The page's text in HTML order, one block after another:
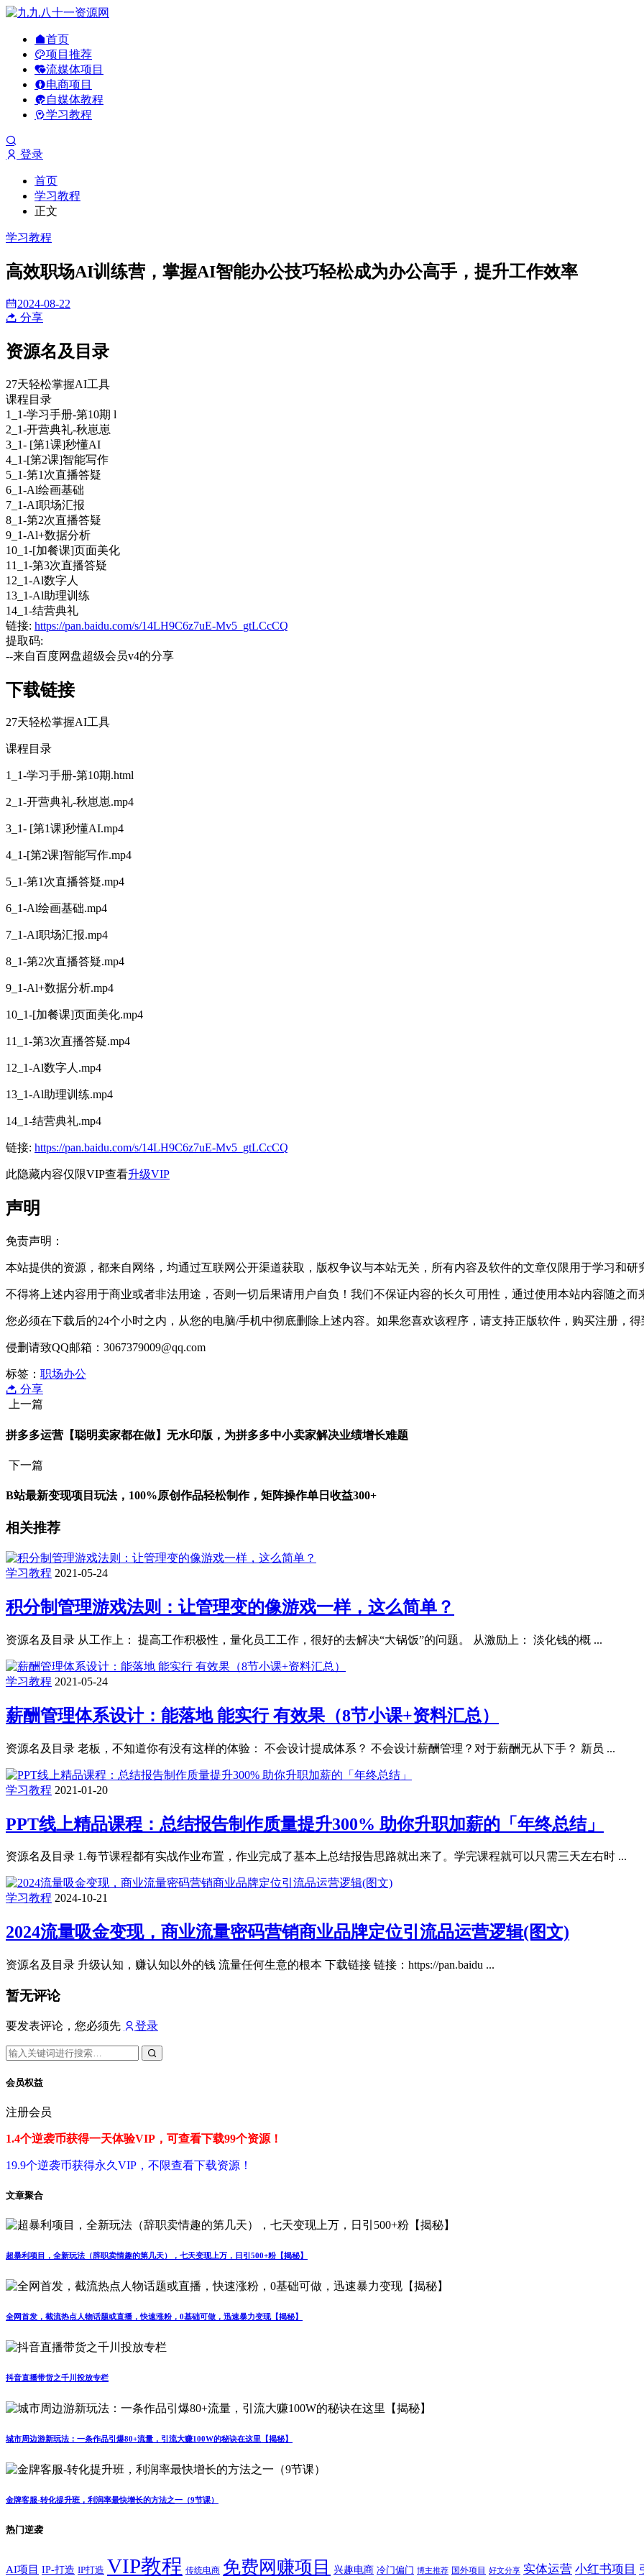
首页
项目推荐
流媒体项目
电商项目
自媒体教程
学习教程
登录
首页
学习教程
正文
学习教程
高效职场AI训练营，掌握AI智能办公技巧轻松成为办公高手，提升工作效率
2024-08-22
分享
资源名及目录
27天轻松掌握AI工具
课程目录
1_1-学习手册-第10期 l
2_1-开营典礼-秋崽崽
3_1- [第1课]秒懂AI
4_1-[第2课]智能写作
5_1-第1次直播答疑
6_1-Al绘画基础
7_1-AI职场汇报
8_1-第2次直播答疑
9_1-Al+数据分析
10_1-[加餐课]页面美化
11_1-第3次直播答疑
12_1-Al数字人
13_1-Al助理训练
14_1-结营典礼
链接: https://pan.baidu.com/s/14LH9C6z7uE-Mv5_gtLCcCQ
提取码:
--来自百度网盘超级会员v4的分享
下载链接
27天轻松掌握AI工具
课程目录
1_1-学习手册-第10期.html
2_1-开营典礼-秋崽崽.mp4
3_1- [第1课]秒懂AI.mp4
4_1-[第2课]智能写作.mp4
5_1-第1次直播答疑.mp4
6_1-Al绘画基础.mp4
7_1-AI职场汇报.mp4
8_1-第2次直播答疑.mp4
9_1-Al+数据分析.mp4
10_1-[加餐课]页面美化.mp4
11_1-第3次直播答疑.mp4
12_1-Al数字人.mp4
13_1-Al助理训练.mp4
14_1-结营典礼.mp4
链接: https://pan.baidu.com/s/14LH9C6z7uE-Mv5_gtLCcCQ
此隐藏内容仅限VIP查看升级VIP
声明
免责声明：
本站提供的资源，都来自网络，均通过互联网公开渠道获取，版权争议与本站无关，所有内容及软件的文章仅限用于学习和研
不得将上述内容用于商业或者非法用途，否则一切后果请用户自负！我们不保证内容的长久可用性，通过使用本站内容随之而
您必须在下载后的24个小时之内，从您的电脑/手机中彻底删除上述内容。如果您喜欢该程序，请支持正版软件，购买注册，
侵删请致QQ邮箱：3067379009@qq.com
标签： 职场办公
分享
上一篇
拼多多运营【聪明卖家都在做】无水印版，为拼多多中小卖家解决业绩增长难题
下一篇
B站最新变现项目玩法，100%原创作品轻松制作，矩阵操作单日收益300+
相关推荐
学习教程 2021-05-24
积分制管理游戏法则：让管理变的像游戏一样，这么简单？
资源名及目录 从工作上： 提高工作积极性，量化员工工作，很好的去解决“大锅饭”的问题。 从激励上： 淡化钱的概 ...
学习教程 2021-05-24
薪酬管理体系设计：能落地 能实行 有效果（8节小课+资料汇总）
资源名及目录 老板，不知道你有没有这样的体验： 不会设计提成体系？ 不会设计薪酬管理？对于薪酬无从下手？ 新员 ...
学习教程 2021-01-20
PPT线上精品课程：总结报告制作质量提升300% 助你升职加薪的「年终总结」
资源名及目录 1.每节课程都有实战作业布置，作业完成了基本上总结报告思路就出来了。学完课程就可以只需三天左右时 ...
学习教程 2024-10-21
2024流量吸金变现，商业流量密码营销商业品牌定位引流品运营逻辑(图文)
资源名及目录 升级认知，赚认知以外的钱 流量任何生意的根本 下载链接 链接：https://pan.baidu ...
暂无评论
要发表评论，您必须先 登录
会员权益
注册会员
1.4个逆袭币获得一天体验VIP，可查看下载99个资源！
19.9个逆袭币获得永久VIP，不限查看下载资源！
文章聚合
超暴利项目，全新玩法（辞职卖情趣的第几天），七天变现上万，日引500+粉【揭秘】
全网首发，截流热点人物话题或直播，快速涨粉，0基础可做，迅速暴力变现【揭秘】
抖音直播带货之千川投放专栏
城市周边游新玩法：一条作品引爆80+流量，引流大赚100W的秘诀在这里【揭秘】
金牌客服-转化提升班，利润率最快增长的方法之一（9节课）
热门逆袭
AI项目 IP-打造 IP打造 VIP教程 传统电商 免费网赚项目 兴趣电商 冷门偏门 博主推荐 国外项目 好文分享 实体运营 小红书项目